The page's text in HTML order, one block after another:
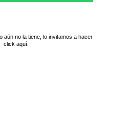
aún no la tiene, lo invitamos a hacer
click aquí.